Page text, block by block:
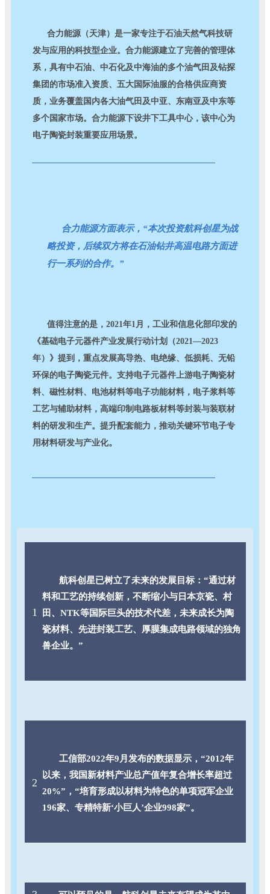
合力能源（天津）是一家专注于石油天然气科技研
发与应用的科技型企业。合力能源建立了完善的管理体
系，具有中石油、中石化及中海油的多个油气田及钻探
集团的市场准入资质、五大国际油服的合格供应商资
质，业务覆盖国内各大油气田及中亚、东南亚及中东等
多个国家市场。合力能源下设井下工具中心，该中心为
电子陶瓷封装重要应用场景。
合力能源方面表示，“本次投资航科创星为战
略投资，后续双方将在石油钻井高温电路方面进
行一系列的合作。”
值得注意的是，2021年1月，工业和信息化部印发的
《基础电子元器件产业发展行动计划（2021—2023
年）》提到，重点发展高导热、电绝缘、低损耗、无铅
环保的电子陶瓷元件。支持电子元器件上游电子陶瓷材
料、磁性材料、电池材料等电子功能材料，电子浆料等
工艺与辅助材料，高端印制电路板材料等封装与装联材
料的研发和生产。提升配套能力，推动关键环节电子专
用材料研发与产业化。
1
航科创星已树立了未来的发展目标：“通过材
料和工艺的持续创新，不断缩小与日本京瓷、村
田、NTK等国际巨头的技术代差，未来成长为陶
瓷材料、先进封装工艺、厚膜集成电路领域的独角
兽企业。”
2
工信部2022年9月发布的数据显示，“2012年
以来，我国新材料产业总产值年复合增长率超过
20%”，“培育形成以材料为特色的单项冠军企业
196家、专精特新‘小巨人’企业998家”。